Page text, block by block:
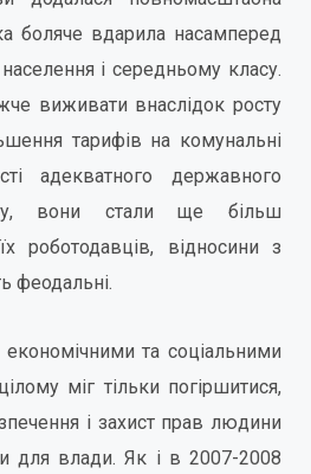
боляче вдарила насамперед
і середньому класу.
виживати внаслідок росту
тарифів на комунальні
адекватного державного
вони стали ще більш
роботодавців, відносини з
феодальні.
та соціальними
міг тільки погіршитися,
і захист прав людини
для влади. Як і в 2007-2008